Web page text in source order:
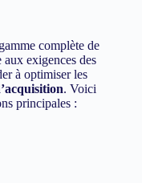
complète de
exigences des
à optimiser les
. Voici
principales :